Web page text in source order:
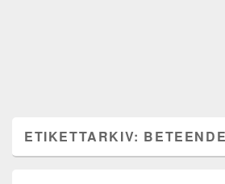
ETIKETTARKIV: BETEENDE